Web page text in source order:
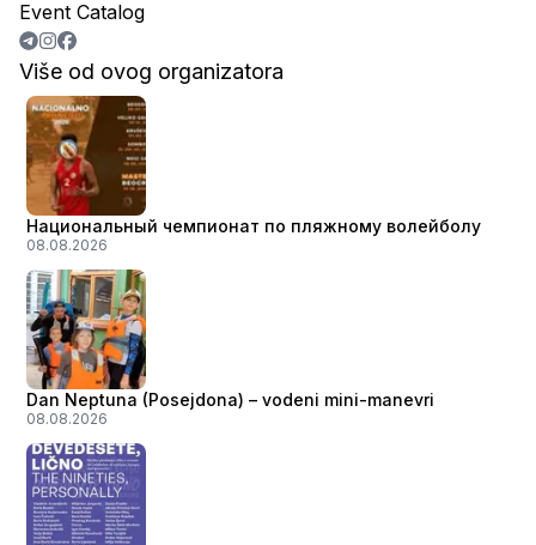
Event Catalog
Više od ovog organizatora
Национальный чемпионат по пляжному волейболу
08.08.2026
Dan Neptuna (Posejdona) – vodeni mini-manevri
08.08.2026